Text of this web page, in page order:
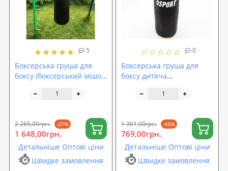
5
Боксерська груша для
боксу (боксерський мішок)
(OF-0046)
2 265,00грн. -27%
1 648,00грн.
Детальніше Оптові ціни
Швидке замовлення
0
Боксерська груша для
боксу дитяча
OSPORT Pro 95см (OF-
1 361,00грн. -43%
769,00грн.
Детальніше Оптові ціни
Швидке замовлення